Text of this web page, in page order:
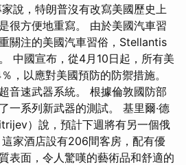
說，特朗普沒有改寫美國歷史上
很方便地重寫。 由於美國汽車習
關注的美國汽車習俗，Stellantis
中國宣布，從4月10日起，所有美
，以應對美國預防的防禦措施。
音速武器系統。 根據倫敦國防部
一系列新武器的測試。 基里爾·德
）說，預計下週將有另一個俄
家酒店設有206間客房，配有優
表面，令人驚嘆的藝術品和舒適的